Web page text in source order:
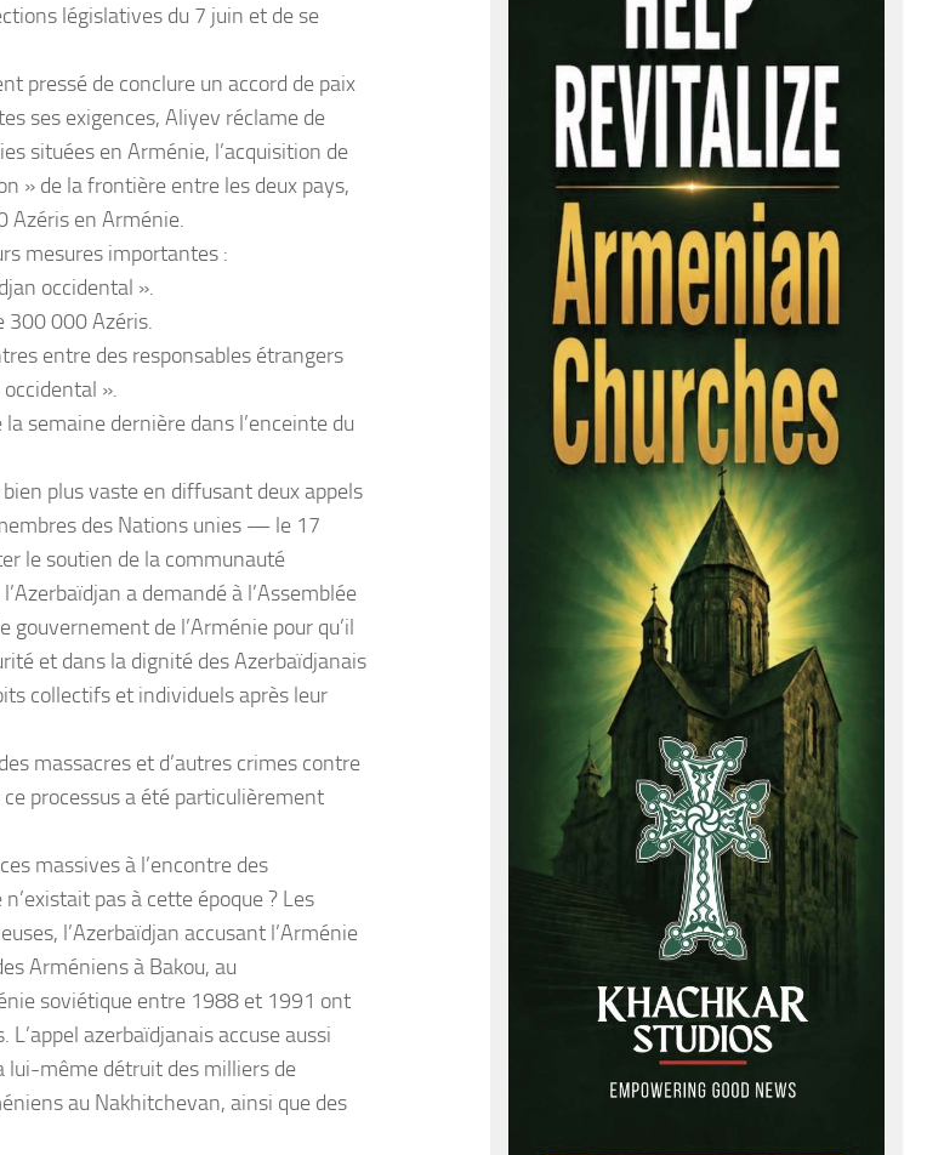
législatives du 7 juin et de se
pressé de conclure un accord de paix
ses exigences, Aliyev réclame de
situées en Arménie, l’acquisition de
» de la frontière entre les deux pays,
Azéris en Arménie.
mesures importantes :
occidental ».
300 000 Azéris.
entre des responsables étrangers
».
semaine dernière dans l’enceinte du
plus vaste en diffusant deux appels
des Nations unies — le 17
le soutien de la communauté
a demandé à l’Assemblée
de l’Arménie pour qu’il
et dans la dignité des Azerbaïdjanais
collectifs et individuels après leur
massacres et d’autres crimes contre
processus a été particulièrement
massives à l’encontre des
pas à cette époque ? Les
l’Azerbaïdjan accusant l’Arménie
Arméniens à Bakou, au
soviétique entre 1988 et 1991 ont
azerbaïdjanais accuse aussi
lui-même détruit des milliers de
au Nakhitchevan, ainsi que des